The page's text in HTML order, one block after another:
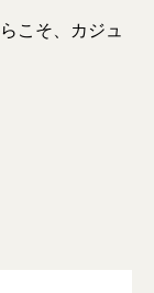
こそ、カジュ